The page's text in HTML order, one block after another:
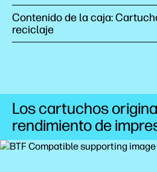
Contenido de la caja:
reciclaje
Los cartuchos
rendimiento de